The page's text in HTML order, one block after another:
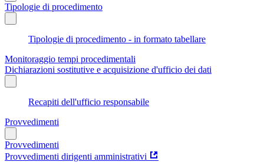
Tipologie di procedimento
Tipologie di procedimento - in formato tabellare
Monitoraggio tempi procedimentali
Dichiarazioni sostitutive e acquisizione d'ufficio dei dati
Recapiti dell'ufficio responsabile
Provvedimenti
Provvedimenti
Provvedimenti dirigenti amministrativi